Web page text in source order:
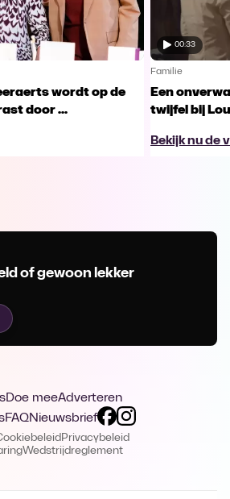
wordt op de
door ...
00:33
Familie
Een
twijfel bij
Bekijk nu de
of gewoon lekker
Doe meeAdverteren
FAQNieuwsbrief
Privacybeleid
Wedstrijdreglement